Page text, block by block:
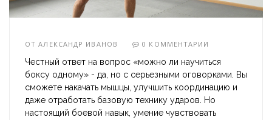
ОТАЛЕКСАНДР ИВАНОВ 0 КОММЕНТАРИИ
Честный ответ на вопрос «можно ли научиться
боксу одному» - да, но с серьезными оговорками. Вы
сможете накачать мышцы, улучшить координацию и
даже отработать базовую технику ударов. Но
настоящий боевой навык, умение чувствовать